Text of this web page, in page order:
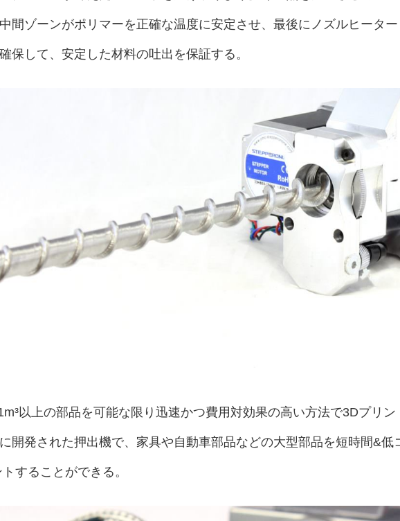
間ゾーンがポリマーを正確な温度に安定させ、最後にノズルヒーター
保して、安定した材料の吐出を保証する。
以上の部品を可能な限り迅速かつ費用対効果の高い方法で3Dプリン
開発された押出機で、家具や自動車部品などの大型部品を短時間&低
することができる。